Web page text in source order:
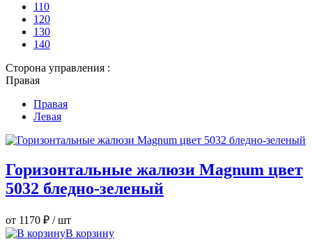
110
120
130
140
Сторона управления :
Правая
Правая
Левая
Горизонтальные жалюзи Magnum цвет
5032 бледно-зеленый
от 1170 ₽ / шт
В корзину